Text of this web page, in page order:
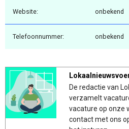
Website: onbekend
Telefoonnummer: onbekend
De redactie van
verzamelt
vacature op onze
contact met ons